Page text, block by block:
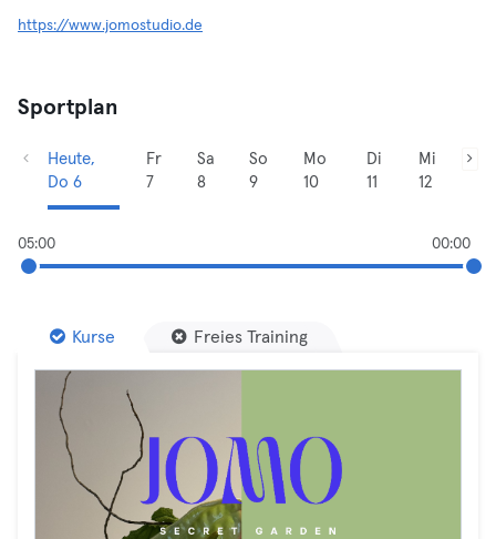
https://www.jomostudio.de
Sportplan
Heute,
Do 6
Fr
7
Sa
8
So
9
Mo
10
Di
11
Mi
12
05:00 00:00
Kurse Freies Training